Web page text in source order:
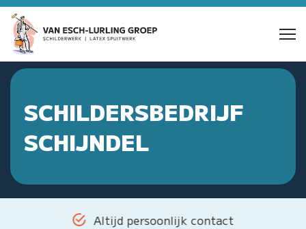
SCHILDERSBEDRIJF
SCHIJNDEL
Altijd persoonlijk contact